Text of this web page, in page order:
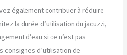
également contribuer à réduire
la durée d’utilisation du jacuzzi,
d’eau si ce n’est pas
consignes d’utilisation de